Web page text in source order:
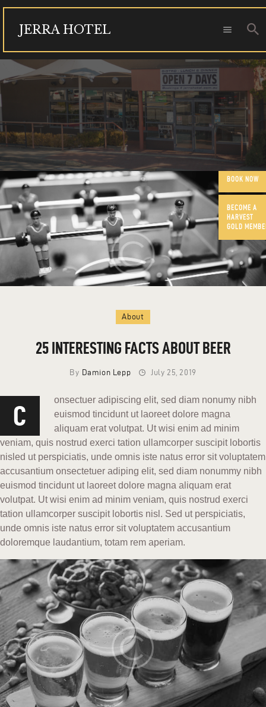
BOOK NOW
BECOME A
HARVEST
GOLD
JERRA HOTEL
JERRA HOTEL
FUNCTIONS
OUR COMMUNITY
CONTACT US
About
25 INTERESTING FACTS ABOUT BEER
By Damion Lepp July 25, 2019
C
onsectuer adipiscing elit, sed diam nonumy nibh
euismod tincidunt ut laoreet dolore magna
aliquam erat volutpat. Ut wisi enim ad minim
veniam, quis nostrud exerci tation ullamcorper suscipit lobortis
nisled ut perspiciatis, unde omnis iste natus error sit voluptatem
accusantium onsectetuer adiping elit, sed diam nonummy nibh
euismod tincidunt ut laoreet dolore magna aliquam erat
volutpat. Ut wisi enim ad minim veniam, quis nostrud exerci
tation ullamcorper suscipit lobortis nisl. Sed ut perspiciatis,
unde omnis iste natus error sit voluptatem accusantium
doloremque laudantium, totam rem aperiam.